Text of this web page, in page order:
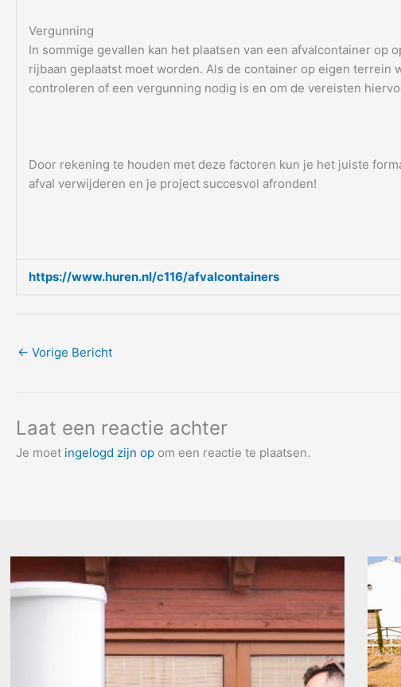
Vergunning
In sommige gevallen kan het plaatsen van een afvalcontainer
rijbaan geplaatst moet worden. Als de container op eigen
controleren of een vergunning nodig is en om de vereisten
Door rekening te houden met deze factoren kun je het juiste
afval verwijderen en je project succesvol afronden!
https://www.huren.nl/c116/afvalcontainers
← Vorige Bericht
Laat een reactie achter
Je moet ingelogd zijn op om een reactie te plaatsen.